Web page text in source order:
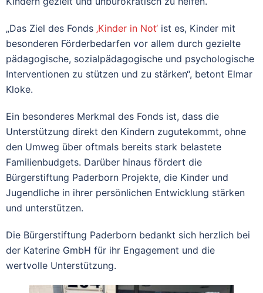
„Das Ziel des Fonds ‚Kinder in Not‘ ist es, Kinder mit
besonderen Förderbedarfen vor allem durch gezielte
pädagogische, sozialpädagogische und psychologische
Interventionen zu stützen und zu stärken“, betont Elmar
Kloke.
Ein besonderes Merkmal des Fonds ist, dass die
Unterstützung direkt den Kindern zugutekommt, ohne
den Umweg über oftmals bereits stark belastete
Familienbudgets. Darüber hinaus fördert die
Bürgerstiftung Paderborn Projekte, die Kinder und
Jugendliche in ihrer persönlichen Entwicklung stärken
und unterstützen.
Die Bürgerstiftung Paderborn bedankt sich herzlich bei
der Katerine GmbH für ihr Engagement und die
wertvolle Unterstützung.